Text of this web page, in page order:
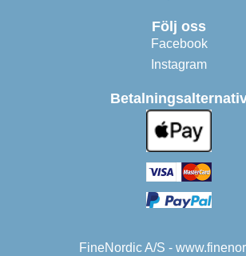
Följ oss
Facebook
Instagram
FineNordic A/S -